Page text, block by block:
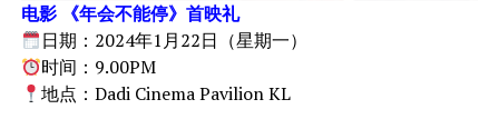
电影 《年会不能停》首映礼
日期：2024年1月22日（星期一）
时间：9.00PM
地点：Dadi Cinema Pavilion KL